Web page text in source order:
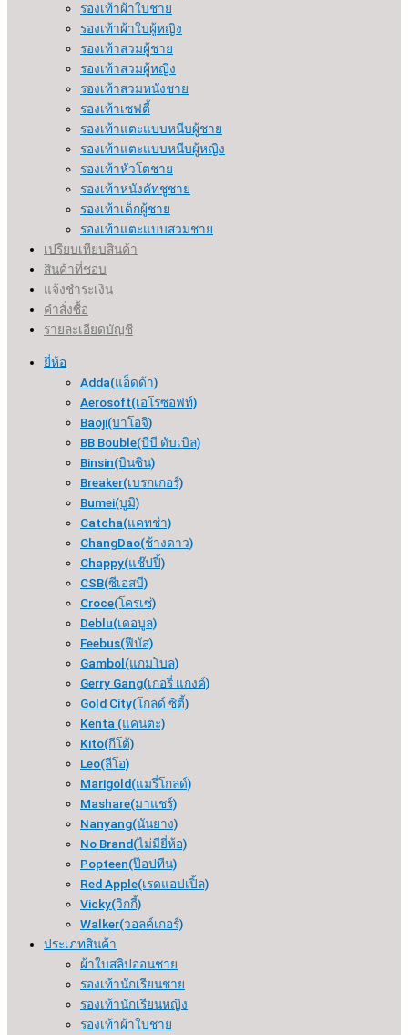
รองเท้าผ้าใบชาย
รองเท้าผ้าใบผู้หญิง
รองเท้าสวมผู้ชาย
รองเท้าสวมผู้หญิง
รองเท้าสวมหนังชาย
รองเท้าเซฟตี้
รองเท้าแตะแบบหนีบผู้ชาย
รองเท้าแตะแบบหนีบผู้หญิง
รองเท้าหัวโตชาย
รองเท้าหนังคัทชูชาย
รองเท้าเด็กผู้ชาย
รองเท้าแตะแบบสวมชาย
เปรียบเทียบสินค้า
สินค้าที่ชอบ
แจ้งชำระเงิน
คำสั่งซื้อ
รายละเอียดบัญชี
ยี่ห้อ
Adda(แอ็ดด้า)
Aerosoft(เอโรซอฟท์)
Baoji(บาโอจิ)
BB Bouble(บีบี ดับเบิล)
Binsin(บินซิน)
Breaker(เบรกเกอร์​)
Bumei(บูมิ)
Catcha(แคทช่า)
ChangDao(ช้างดาว)
Chappy(แช๊ปปี้)
CSB(ซีเอสบี)
Croce(โครเซ่)
Deblu(เดอบูล)
Feebus(ฟีบัส)
Gambol(แกมโบล)
Gerry Gang(เกอรี่ แกงค์)
Gold City(โกลด์ ซิตี้)
Kenta (แคนตะ)
Kito(กีโต้)
Leo(ลีโอ)
Marigold(แมรี่โกลด์)
Mashare(มาแชร์)
Nanyang(นันยาง)
No Brand(ไม่มียี่ห้อ)
Popteen(ป๊อปทีน)
Red Apple(เรดแอปเปิ้ล)
Vicky(วิกกี้)
Walker(วอลค์เกอร์)
ประเภทสินค้า
ผ้าใบสลิปออนชาย
รองเท้านักเรียนชาย
รองเท้านักเรียนหญิง
รองเท้าผ้าใบชาย